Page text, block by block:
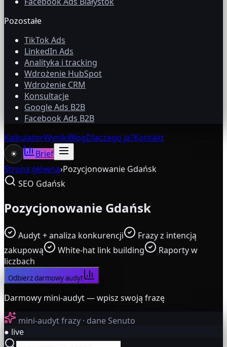
Pozostałe
TikTok Ads
LinkedIn Ads
Analityka i tracking
Wdrożenie HubSpot
Wdrożenie CRM
Konsultacje
Google Ads B2B
Facebook Ads B2B
KalkulatorWynikiBlogDlaczego ja?Kontakt
☀
Brief
Strona główna›Pozycjonowanie Gdańsk
SEO Gdańsk
Pozycjonowanie Gdańsk
Audyt + analiza konkurencji
Frazy z intencją
zakupową
White-hat link building
Raporty w
liczbach
Odbierz darmowy audyt
Darmowy mini-audyt — wpisz swoją frazę
mini-audyt frazy · dane Senuto
● live